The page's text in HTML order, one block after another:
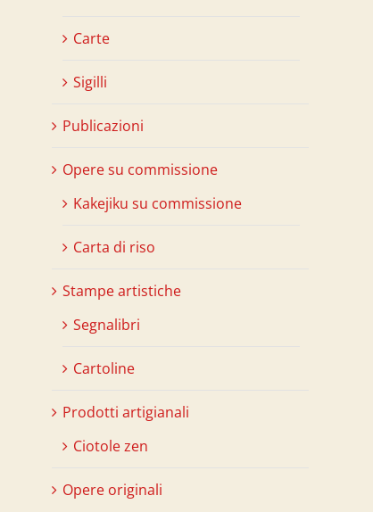
Carte
Sigilli
Publicazioni
Opere su commissione
Kakejiku su commissione
Carta di riso
Stampe artistiche
Segnalibri
Cartoline
Prodotti artigianali
Ciotole zen
Opere originali